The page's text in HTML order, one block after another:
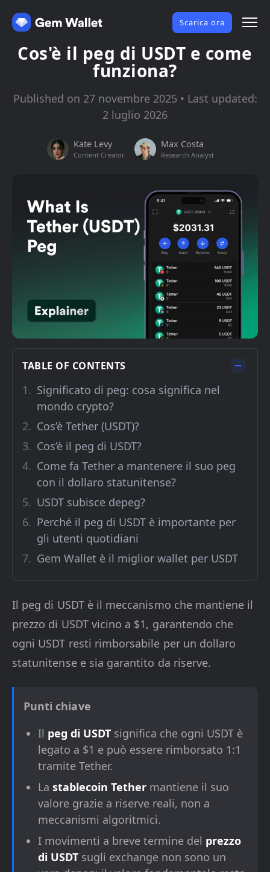
Scarica ora
Cos'è il peg di USDT e come
funziona?
Published on 27 novembre 2025 • Last updated:
2 luglio 2026
Kate Levy
Content Creator
Max Costa
Research Analyst
TABLE OF CONTENTS
Significato di peg: cosa significa nel
mondo crypto?
Cos’è Tether (USDT)?
Cos’è il peg di USDT?
Come fa Tether a mantenere il suo peg
con il dollaro statunitense?
USDT subisce depeg?
Perché il peg di USDT è importante per
gli utenti quotidiani
Gem Wallet è il miglior wallet per USDT
Il peg di USDT è il meccanismo che mantiene il
prezzo di USDT vicino a $1, garantendo che
ogni USDT resti rimborsabile per un dollaro
statunitense e sia garantito da riserve.
Punti chiave
Il peg di USDT significa che ogni USDT è
legato a $1 e può essere rimborsato 1:1
tramite Tether.
La stablecoin Tether mantiene il suo
valore grazie a riserve reali, non a
meccanismi algoritmici.
I movimenti a breve termine del prezzo
di USDT sugli exchange non sono un